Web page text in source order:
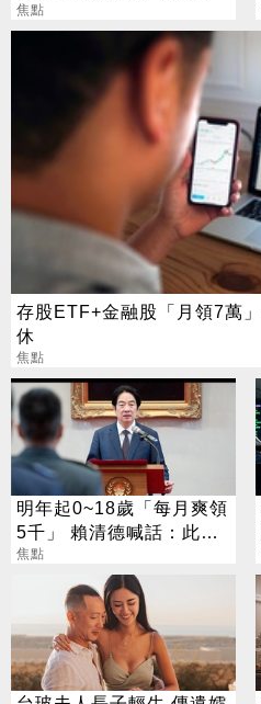
「用想的」就行
焦點
存股ETF+金融股「月領7萬
休
焦點
明年起0~18歲「每月爽領
5千」 賴清德喊話：此時
不生待何時
焦點